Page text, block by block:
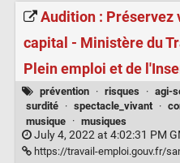
Audition : Préservez
capital - Ministère du
Plein emploi et de
prévention · risques · agi-
surdité
· spectacle_vivant ·
musique
· musiques
July 4, 2022 at 4:02:31 PM
https://travail-emploi.gouv.fr/sante-au-travail/prevention-